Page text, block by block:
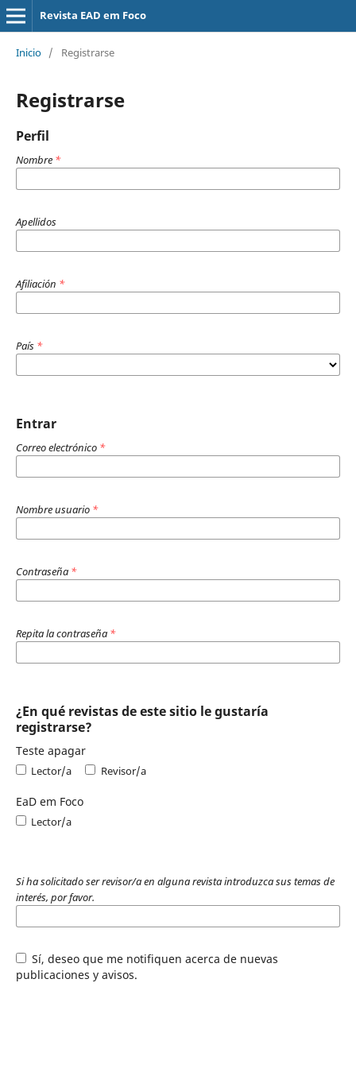
Revista EAD em Foco
Inicio / Registrarse
Registrarse
Perfil
Nombre *
Apellidos
Afiliación *
País *
Entrar
Correo electrónico *
Nombre usuario *
Contraseña *
Repita la contraseña *
¿En qué revistas de este sitio le gustaría
registrarse?
Teste apagar
Lector/a Revisor/a
EaD em Foco
Lector/a
Si ha solicitado ser revisor/a en alguna revista introduzca sus temas de
interés, por favor.
Sí, deseo que me notifiquen acerca de nuevas
publicaciones y avisos.